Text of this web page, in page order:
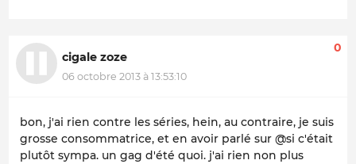
cigale zoze
06 octobre 2013 à 13:53:10
0
bon, j'ai rien contre les séries, hein, au contraire, je suis
grosse consommatrice, et en avoir parlé sur @si c'était
plutôt sympa. un gag d'été quoi. j'ai rien non plus